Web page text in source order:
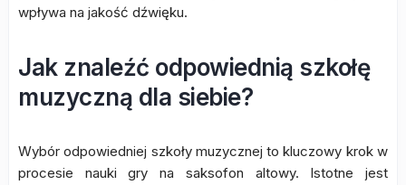
wpływa na jakość dźwięku.
Jak znaleźć odpowiednią szkołę
muzyczną dla siebie?
Wybór odpowiedniej szkoły muzycznej to kluczowy krok w
procesie nauki gry na saksofon altowy. Istotne jest